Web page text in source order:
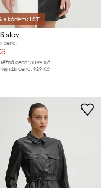
s kódem: LST
cena:
Běžná cena:3099 Kč
Nejnižší cena:929 Kč